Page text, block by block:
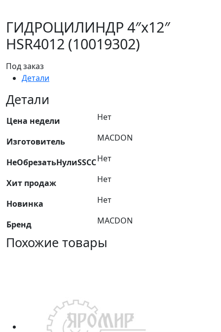
ГИДРОЦИЛИНДР 4″х12″
HSR4012 (10019302)
Под заказ
Детали
Детали
Цена недели Нет
Изготовитель MACDON
НеОбрезатьНулиSSCCНет
Хит продаж Нет
Новинка Нет
Бренд MACDON
Похожие товары